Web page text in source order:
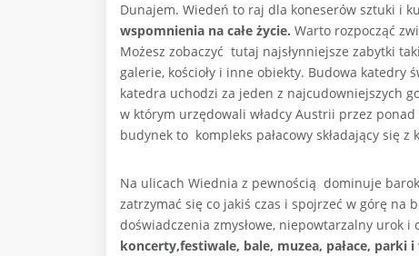
Dunajem. Wiedeń to raj dla koneserów sztuki i
wspomnienia na całe życie. Warto rozpocząć
Możesz zobaczyć tutaj najsłynniejsze zabytki
galerie, kościoły i inne obiekty. Budowa katedry
katedra uchodzi za jeden z najcudowniejszych
w którym urzędowali władcy Austrii przez
budynek to kompleks pałacowy składający się
Na ulicach Wiednia z pewnością dominuje
zatrzymać się co jakiś czas i spojrzeć w górę na
doświadczenia zmysłowe, niepowtarzalny urok i
koncerty,festiwale, bale, muzea, pałace, parki